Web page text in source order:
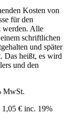
Kosten von
für den
werden. Alle
schriftlichen
und später
Das heißt, es wird
und den
MwSt.
1,05 € inc. 19%